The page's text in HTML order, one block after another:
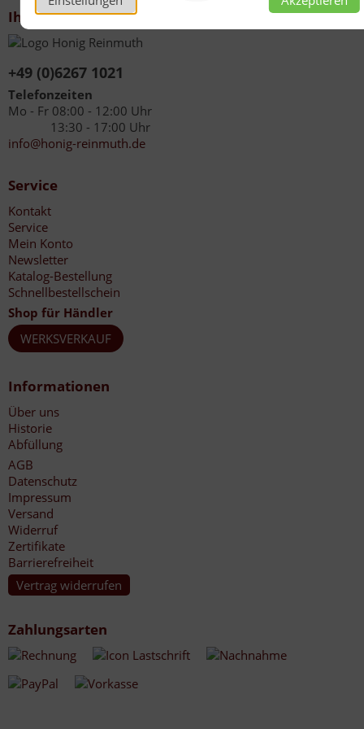
Ihr Kontakt zu uns
+49 (0)6267 1021
Telefonzeiten
Mo - Fr 08:00 - 12:00 Uhr
13:30 - 17:00 Uhr
info@honig-reinmuth.de
Service
Kontakt
Service
Mein Konto
Newsletter
Katalog-Bestellung
Schnellbestellschein
Shop für Händler
WERKSVERKAUF
Informationen
Über uns
Historie
Abfüllung
AGB
Datenschutz
Impressum
Versand
Widerruf
Zertifikate
Barrierefreiheit
Vertrag widerrufen
Zahlungsarten